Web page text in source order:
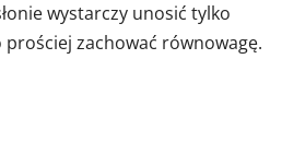
wystarczy unosić tylko
zachować równowagę.